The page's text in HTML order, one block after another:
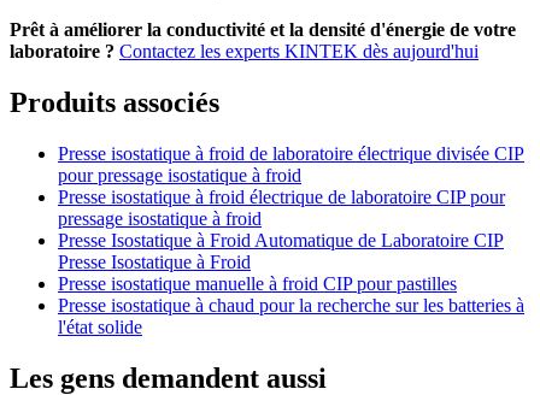
Prêt à améliorer la conductivité et la densité d'énergie de votre
laboratoire ? Contactez les experts KINTEK dès aujourd'hui
Produits associés
Presse isostatique à froid de laboratoire électrique divisée CIP
pour pressage isostatique à froid
Presse isostatique à froid électrique de laboratoire CIP pour
pressage isostatique à froid
Presse Isostatique à Froid Automatique de Laboratoire CIP
Presse Isostatique à Froid
Presse isostatique manuelle à froid CIP pour pastilles
Presse isostatique à chaud pour la recherche sur les batteries à
l'état solide
Les gens demandent aussi